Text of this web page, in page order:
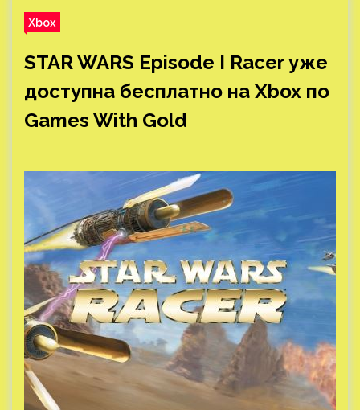
Xbox
STAR WARS Episode I Racer уже
доступна бесплатно на Xbox по
Games With Gold